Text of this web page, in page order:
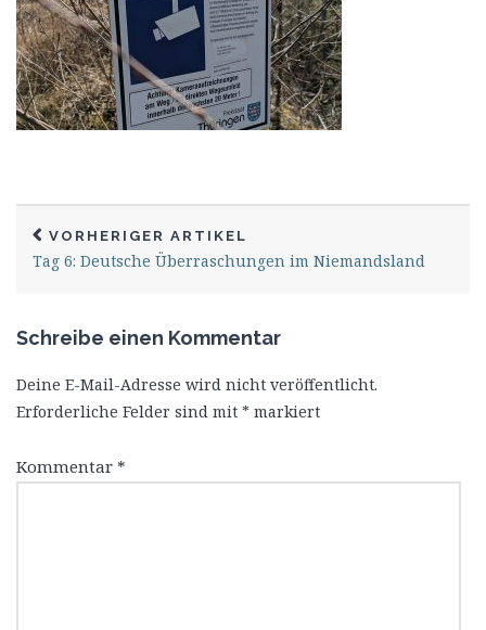
VORHERIGER ARTIKEL
Tag 6: Deutsche Überraschungen im Niemandsland
Schreibe einen Kommentar
Deine E-Mail-Adresse wird nicht veröffentlicht.
Erforderliche Felder sind mit * markiert
Kommentar *